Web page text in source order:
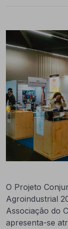
O Projeto
Agroindustrial
Associação do
apresenta-se